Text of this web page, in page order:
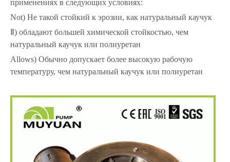
применениях в следующих условиях:
Not) Не такой стойкий к эрозии, как натуральный каучук
Ⅱ) обладают большей химической стойкостью, чем
натуральный каучук или полиуретан
Allows) Обычно допускает более высокую рабочую
температуру, чем натуральный каучук или полиуретан